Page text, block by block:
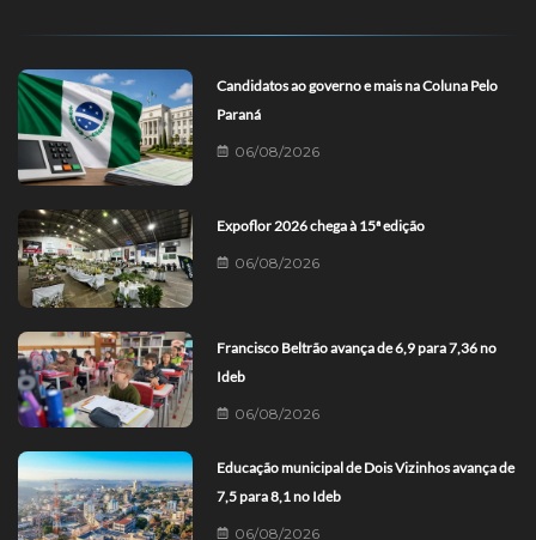
Candidatos ao governo e mais na Coluna Pelo
Paraná
06/08/2026
Expoflor 2026 chega à 15ª edição
06/08/2026
Francisco Beltrão avança de 6,9 para 7,36 no
Ideb
06/08/2026
Educação municipal de Dois Vizinhos avança de
7,5 para 8,1 no Ideb
06/08/2026